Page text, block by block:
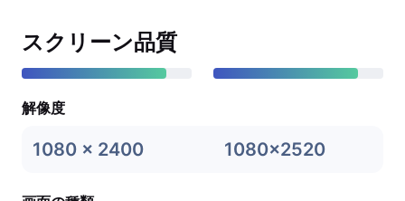
スクリーン品質
解像度
1080 x 2400 1080x2520